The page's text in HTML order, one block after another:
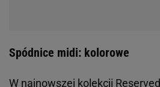
Spódnice midi: kolorowe
W najnowszej kolekcji